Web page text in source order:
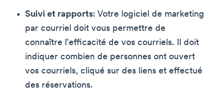
Suivi et rapports: Votre logiciel de marketing
par courriel doit vous permettre de
connaître l'efficacité de vos courriels. Il doit
indiquer combien de personnes ont ouvert
vos courriels, cliqué sur des liens et effectué
des réservations.